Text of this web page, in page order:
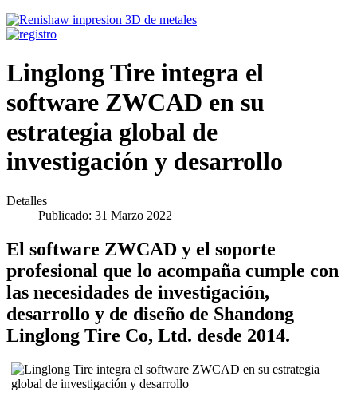
Linglong Tire integra el
software ZWCAD en su
estrategia global de
investigación y desarrollo
Detalles
Publicado: 31 Marzo 2022
El software ZWCAD y el soporte
profesional que lo acompaña cumple con
las necesidades de investigación,
desarrollo y de diseño de Shandong
Linglong Tire Co, Ltd. desde 2014.